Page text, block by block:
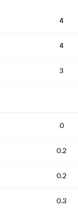
4
4
3
0
0.2
0.2
0.3